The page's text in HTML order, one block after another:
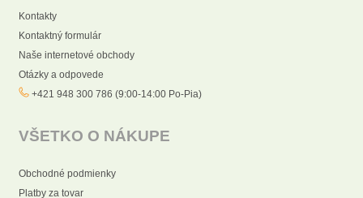
Kontakty
Kontaktný formulár
Naše internetové obchody
Otázky a odpovede
+421 948 300 786 (9:00-14:00 Po-Pia)
VŠETKO O NÁKUPE
Obchodné podmienky
Platby za tovar